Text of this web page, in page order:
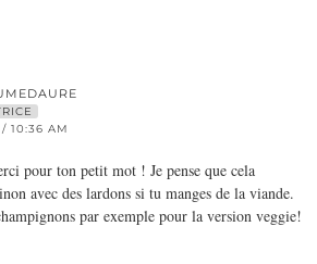
10:36 AM
pour ton petit mot ! Je pense que cela
avec des lardons si tu manges de la viande.
par exemple pour la version veggie!